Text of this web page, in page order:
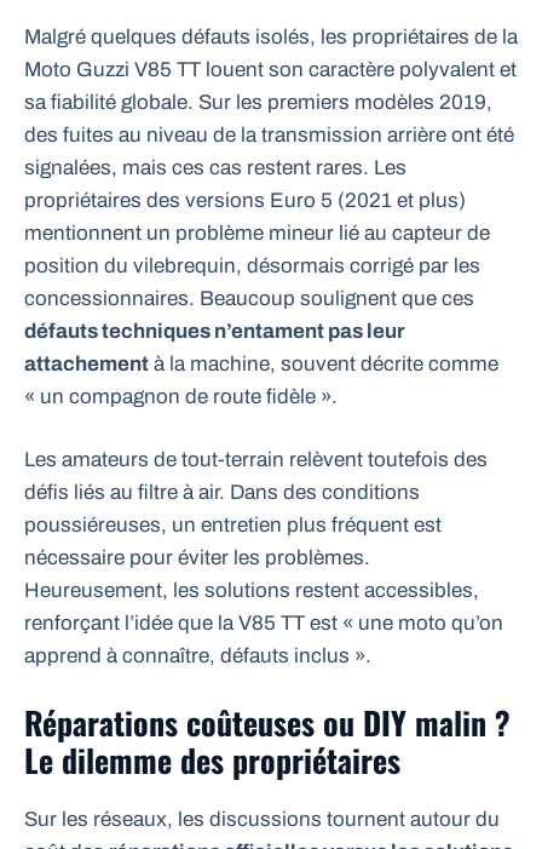
Malgré quelques défauts isolés, les propriétaires de la
Moto Guzzi V85 TT louent son caractère polyvalent et
sa fiabilité globale. Sur les premiers modèles 2019,
des fuites au niveau de la transmission arrière ont été
signalées, mais ces cas restent rares. Les
propriétaires des versions Euro 5 (2021 et plus)
mentionnent un problème mineur lié au capteur de
position du vilebrequin, désormais corrigé par les
concessionnaires. Beaucoup soulignent que ces
défauts techniques n’entament pas leur
attachement à la machine, souvent décrite comme
« un compagnon de route fidèle ».
Les amateurs de tout-terrain relèvent toutefois des
défis liés au filtre à air. Dans des conditions
poussiéreuses, un entretien plus fréquent est
nécessaire pour éviter les problèmes.
Heureusement, les solutions restent accessibles,
renforçant l’idée que la V85 TT est « une moto qu’on
apprend à connaître, défauts inclus ».
Réparations coûteuses ou DIY malin ?
Le dilemme des propriétaires
Sur les réseaux, les discussions tournent autour du